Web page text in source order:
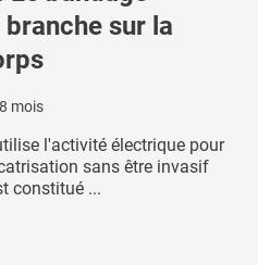
sur la
mois
l'activité électrique pour
sans être invasif
constitué ...